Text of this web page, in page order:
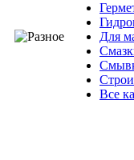
Для
Все